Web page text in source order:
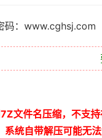
码：www.cghsj.com
7Z文件名压缩，不支
系统自带解压可能无法